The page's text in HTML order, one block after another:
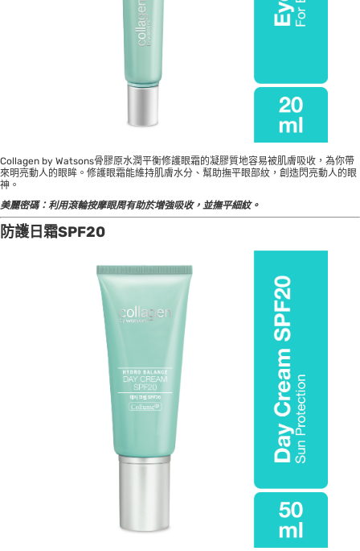
Collagen by Watsons骨膠原水潤平衡修護眼霜的凝膠質地容易被肌膚吸收，為你帶
來明亮動人的眼眸。修護眼霜能維持肌膚水分、幫助撫平眼部紋，創造閃亮動人的眼
神。
美麗密碼：利用滾輪按摩眼周有助於增強吸收，並撫平細紋。
防護日霜SPF20